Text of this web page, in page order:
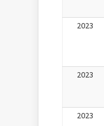
2023
2023
2023